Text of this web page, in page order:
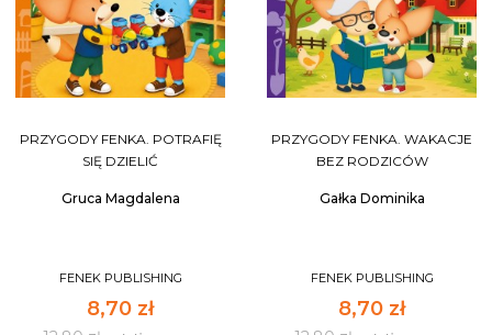
PRZYGODY FENKA. POTRAFIĘ
SIĘ DZIELIĆ
Gruca Magdalena
FENEK PUBLISHING
8,70 zł
PRZYGODY FENKA. WAKACJE
BEZ RODZICÓW
Gałka Dominika
FENEK PUBLISHING
8,70 zł